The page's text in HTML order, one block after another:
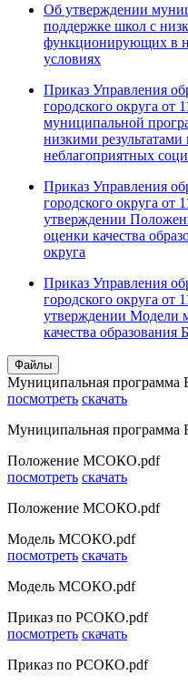
Об утверждении
поддержке школ с
функционирующих в
условиях
Приказ Управления
городского округа
муниципальной
низкими
неблагоприятных
Приказ Управления
городского округа
утверждении
оценки качества
округа
Приказ Управления
городского округа
утверждении Модели
качества образования
Файлы
Муниципальная программа
посмотреть скачать
Муниципальная программа
Положение МСОКО.pdf
посмотреть скачать
Положение МСОКО.pdf
Модель МСОКО.pdf
посмотреть скачать
Модель МСОКО.pdf
Приказ по РСОКО.pdf
посмотреть скачать
Приказ по РСОКО.pdf